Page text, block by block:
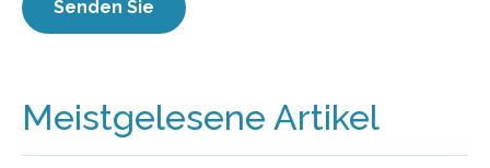
Meistgelesene Artikel